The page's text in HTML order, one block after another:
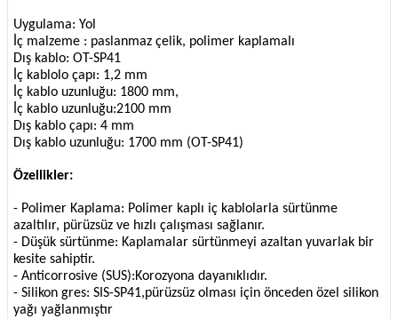
Uygulama: Yol
İç malzeme : paslanmaz çelik, polimer kaplamalı
Dış kablo: OT-SP41
İç kablolo çapı: 1,2 mm
İç kablo uzunluğu: 1800 mm,
İç kablo uzunluğu:2100 mm
Dış kablo çapı: 4 mm
Dış kablo uzunluğu: 1700 mm (OT-SP41)
Özellikler:
- Polimer Kaplama: Polimer kaplı iç kablolarla sürtünme
azaltılır, pürüzsüz ve hızlı çalışması sağlanır.
- Düşük sürtünme: Kaplamalar sürtünmeyi azaltan yuvarlak bir
kesite sahiptir.
- Anticorrosive (SUS):Korozyona dayanıklıdır.
- Silikon gres: SIS-SP41,pürüzsüz olması için önceden özel silikon
yağı yağlanmıştır